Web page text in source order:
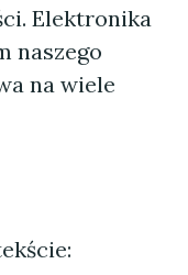
Elektronika
naszego
na wiele